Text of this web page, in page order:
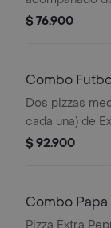
pizza de
Pepperoncini.
$ 76.900
Combo
Dos pizzas
cada una) de
Arequipe Rolls
$ 92.900
Combo Papa